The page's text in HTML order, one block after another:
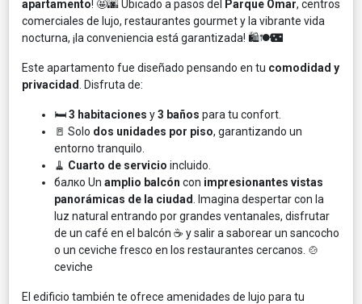
apartamento! 🤩🌆 Ubicado a pasos del Parque Omar, centros
comerciales de lujo, restaurantes gourmet y la vibrante vida
nocturna, ¡la conveniencia está garantizada! 🛍️🍽️🌃
Este apartamento fue diseñado pensando en tu comodidad y
privacidad
. Disfruta de:
🛏️3 habitaciones y3 baños para tu confort.
🚪 Solo dos unidades por piso, garantizando un
entorno tranquilo.
🧹 Cuarto de servicio incluido.
балко Un amplio balcón con impresionantes vistas
panorámicas de la ciudad
. Imagina despertar con la
luz natural entrando por grandes ventanales, disfrutar
de un café en el balcón ☕ y salir a saborear un sancocho
o un ceviche fresco en los restaurantes cercanos. 🍲
ceviche
El edificio también te ofrece amenidades de lujo para tu